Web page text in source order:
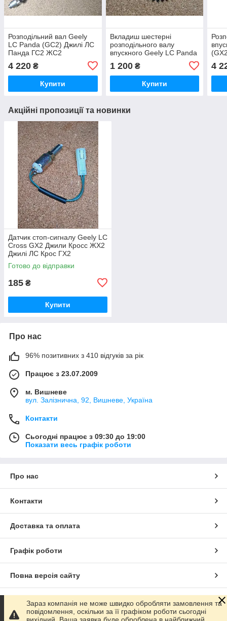
Розподільний вал Geely
LC Panda (GC2) Джилі ЛС
Панда ГС2 ЖС2
4 220 ₴
Купити
Вкладиш шестерні
розподільного валу
впускного Geely LC Panda
ГС2 Джилі ЛС Панда ЖС2
1 200₴
Купити
4
Акційні пропозиції та новинки
Датчик стоп-сигналу Geely LC
Cross GX2 Джили Кросс ЖХ2
Джилі ЛС Крос ГХ2
Готово до відправки
185 ₴
Купити
Про нас
96% позитивних з 410 відгуків за рік
Працює з 23.07.2009
м. Вишневе
вул. Залізнична, 92, Вишневе, Україна
Контакти
Сьогодні працює з 09:30 до 19:00
Показати весь графік роботи
Про нас
Контакти
Доставка та оплата
Графік роботи
Повна версія сайту
Сайт створено на маркетплейсі Prom.ua
Зараз компанія не може швидко обробляти замовлення та
повідомлення, оскільки за її графіком роботи сьогодні